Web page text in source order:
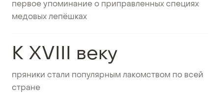
первое упоминание о приправленных специях
медовых лепёшках
К XVIII веку
пряники стали популярным лакомством по всей
стране